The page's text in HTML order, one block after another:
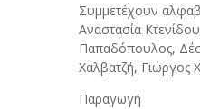
Συμμετέχουν
Αναστασία
Παπαδόπουλος,
Χαλβατζή, Γιώργος
Παραγωγή